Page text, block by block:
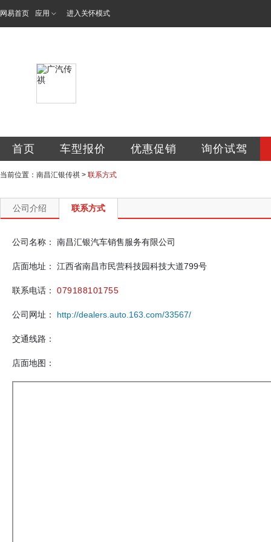
网易首页 应用 进入关怀模式
首页 车型报价 优惠促销 询价试驾
当前位置： 南昌汇银传祺 > 联系方式
公司介绍 联系方式
公司名称： 南昌汇银汽车销售服务有限公司
店面地址： 江西省南昌市民营科技园科技大道799号
联系电话： 079188101755
公司网址： http://dealers.auto.163.com/33567/
交通线路：
店面地图：